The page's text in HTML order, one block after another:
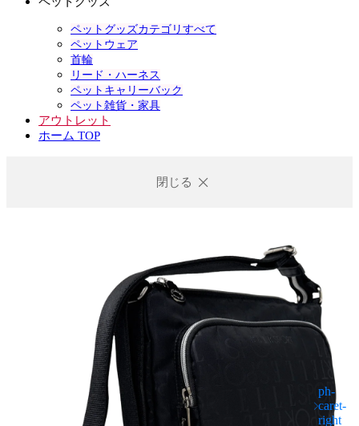
ペットグッズカテゴリすべて
ペットウェア
首輪
リード・ハーネス
ペットキャリーバック
ペット雑貨・家具
アウトレット
ホーム TOP
閉じる